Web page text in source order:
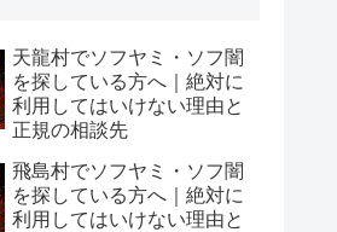
天龍村でソフヤミ・ソフ闇
を探している方へ｜絶対に
利用してはいけない理由と
正規の相談先
飛島村でソフヤミ・ソフ闇
を探している方へ｜絶対に
利用してはいけない理由と